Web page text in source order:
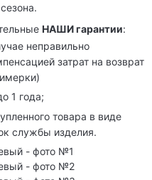
НАШИ гарантии:
неправильно
затрат на возврат
1 года;
товара в виде
службы изделия.